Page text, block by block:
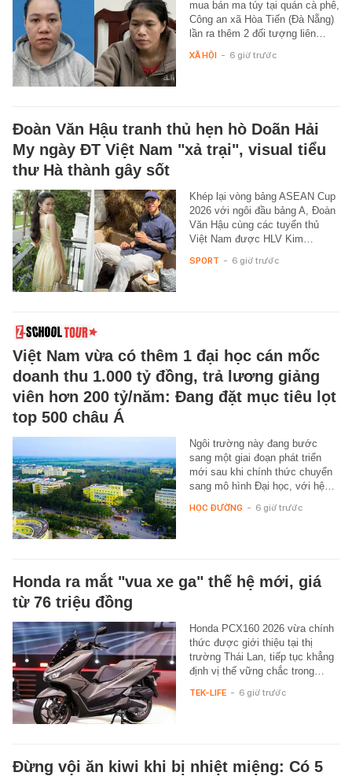
mua bán ma túy tại quán cà phê,
Công an xã Hòa Tiến (Đà Nẵng)
lần ra thêm 2 đối tượng liên…
XÃ HỘI - 6 giờ trước
Đoàn Văn Hậu tranh thủ hẹn hò Doãn Hải
My ngày ĐT Việt Nam "xả trại", visual tiểu
thư Hà thành gây sốt
Khép lại vòng bảng ASEAN Cup
2026 với ngôi đầu bảng A, Đoàn
Văn Hậu cùng các tuyển thủ
Việt Nam được HLV Kim…
SPORT - 6 giờ trước
Việt Nam vừa có thêm 1 đại học cán mốc
doanh thu 1.000 tỷ đồng, trả lương giảng
viên hơn 200 tỷ/năm: Đang đặt mục tiêu lọt
top 500 châu Á
Ngôi trường này đang bước
sang một giai đoạn phát triển
mới sau khi chính thức chuyển
sang mô hình Đại học, với hệ…
HỌC ĐƯỜNG - 6 giờ trước
Honda ra mắt "vua xe ga" thế hệ mới, giá
từ 76 triệu đồng
Honda PCX160 2026 vừa chính
thức được giới thiệu tại thị
trường Thái Lan, tiếp tục khẳng
định vị thế vững chắc trong…
TEK-LIFE - 6 giờ trước
Đừng vội ăn kiwi khi bị nhiệt miệng: Có 5